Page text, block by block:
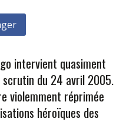
intervient quasiment
du 24 avril 2005.
violemment réprimée
héroïques des